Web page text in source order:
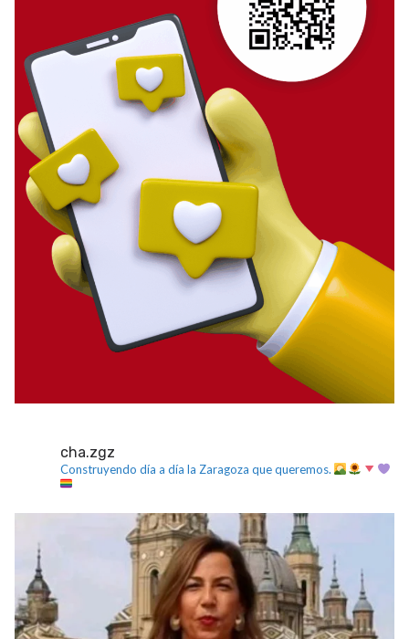
cha.zgz
Construyendo día a día la Zaragoza que queremos.